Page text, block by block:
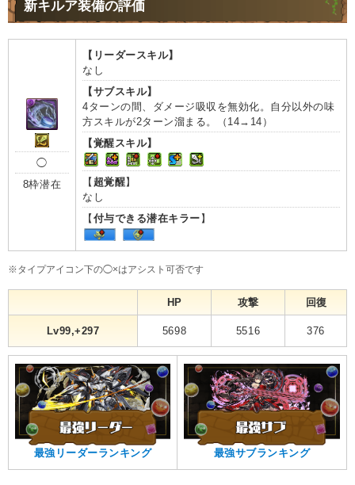
新キルア装備の評価
◯
8枠潜在
【リーダースキル】
なし
【サブスキル】
4ターンの間、ダメージ吸収を無効化。自分以外の味
方スキルが2ターン溜まる。（14→14）
【覚醒スキル】
【 超覚醒】
なし
【 付与できる潜在キラー 】
※タイプアイコン下の◯×はアシスト可否です
HP 攻撃 回復
Lv99,+297 5698 5516 376
最強リーダーランキング 最強サブランキング